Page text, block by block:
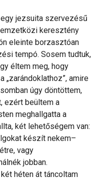
jezsuita szervezésű
keresztény
eleinte borzasztóan
tempó. Sosem tudtuk,
éltem meg, hogy
„zarándoklathoz”, amire
úgy döntöttem,
ezért beültem a
meghallgatta a
két lehetőségem van:
készít nekem–
vagy
jobban.
héten át táncoltam